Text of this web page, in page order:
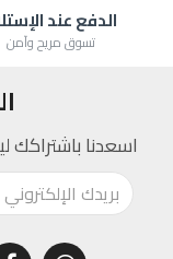
الدفع عند
تسوق مريح وآمن
اسعدنا